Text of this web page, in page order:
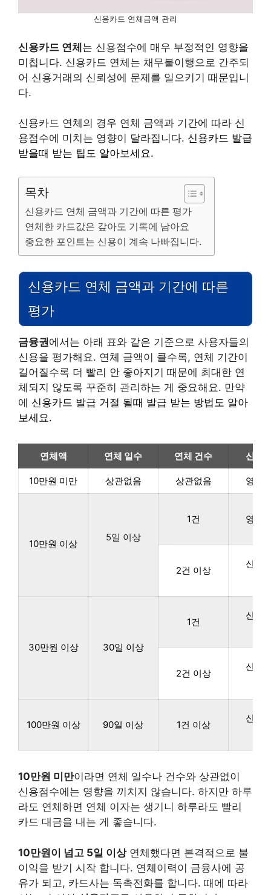
신용카드 연체금액 관리
신용카드 연체는 신용점수에 매우 부정적인 영향을
미칩니다. 신용카드 연체는 채무불이행으로 간주되
어 신용거래의 신뢰성에 문제를 일으키기 때문입니
다.
신용카드 연체의 경우 연체 금액과 기간에 따라 신
용점수에 미치는 영향이 달라집니다. 신용카드 발급
받을때 받는 팁도 알아보세요.
목차
신용카드 연체 금액과 기간에 따른 평가
연체한 카드값은 갚아도 기록에 남아요
중요한 포인트는 신용이 계속 나빠집니다.
신용카드 연체 금액과 기간에 따른
평가
금융권에서는 아래 표와 같은 기준으로 사용자들의
신용을 평가해요. 연체 금액이 클수록, 연체 기간이
길어질수록 더 빨리 안 좋아지기 때문에 최대한 연
체되지 않도록 꾸준히 관리하는 게 중요해요. 만약
에 신용카드 발급 거절 될때 발급 받는 방법도 알아
보세요.
연체액 연체 일수 연체 건수 신용
10만원 미만 상관없음 상관없음 영향
10만원 이상
5일 이상
1건 영향
2건 이상
신용
30만원 이상 30일 이상
1건
신용
2건 이상
신용
100만원 이상 90일 이상 1건 이상
신용
10만원 미만이라면 연체 일수나 건수와 상관없이
신용점수에는 영향을 끼치지 않습니다. 하지만 하루
라도 연체하면 연체 이자는 생기니 하루라도 빨리
카드 대금을 내는 게 좋습니다.
10만원이 넘고 5일 이상연체했다면 본격적으로 불
이익을 받기 시작 합니다. 연체이력이 금융사에 공
유가 되고, 카드사는 독촉전화를 합니다. 때에 따라